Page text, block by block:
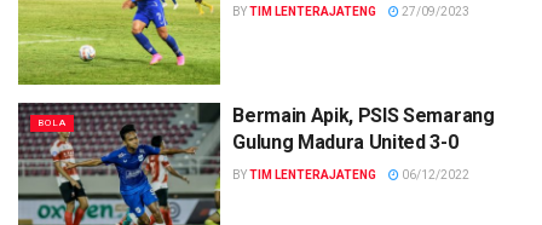
BYTIM LENTERAJATENG 27/09/2023
BOLA
Bermain Apik, PSIS Semarang
Gulung Madura United 3-0
BYTIM LENTERAJATENG 06/12/2022